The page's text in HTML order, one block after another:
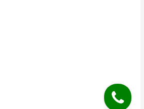
trữ lên đến 2TB hoặc hơn.